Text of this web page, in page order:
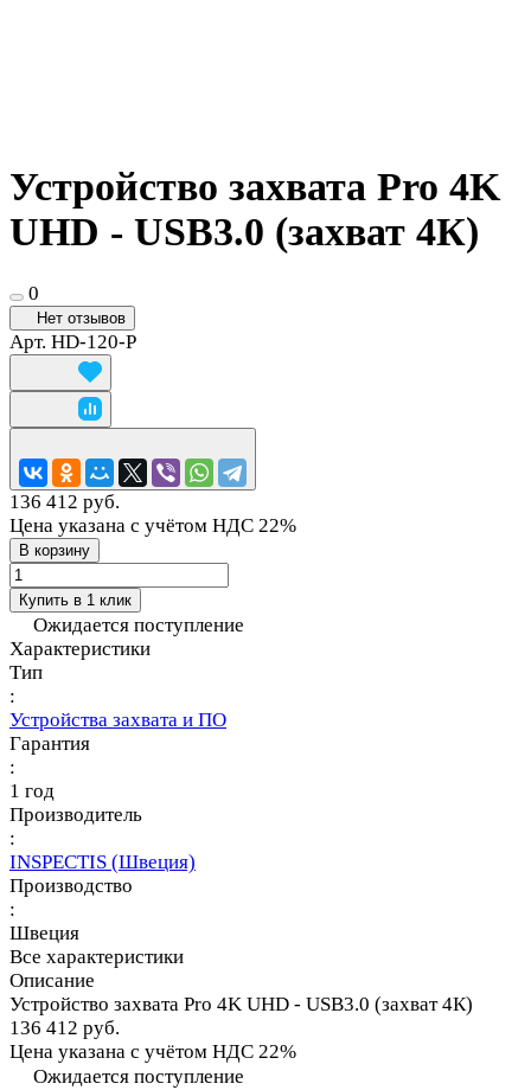
Устройство захвата Pro 4K
UHD - USB3.0 (захват 4К)
0
Нет отзывов
Арт. HD-120-P
136 412 руб.
Цена указана с учётом НДС 22%
В корзину
Купить в 1 клик
Ожидается поступление
Характеристики
Тип
:
Устройства захвата и ПО
Гарантия
:
1 год
Производитель
:
INSPECTIS (Швеция)
Производство
:
Швеция
Все характеристики
Описание
Устройство захвата Pro 4K UHD - USB3.0 (захват 4К)
136 412 руб.
Цена указана с учётом НДС 22%
Ожидается поступление